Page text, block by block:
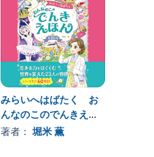
みらいへはばたく お
んなのこのでんきえほ
ん
著者：堀米 薫